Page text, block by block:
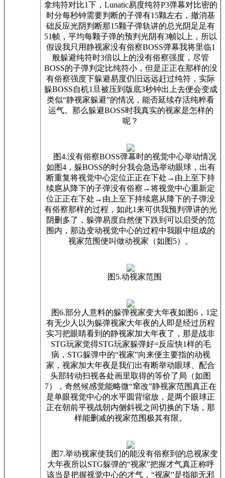
拿纯符对比1下，Lunatic易度纯符P3弹幕对比密的
时分每秒钟需要判断的子弹有15颗左右，撤消基
础反应光阴判断那15颗子弹轨讲的总光阴足足有
51帧，平均每颗子弹的预判光阴有3帧以上，所以
假设我只用静视家没有俗察BOSS弹幕我将里临1
般躲避纯符时3倍以上的没有俗察强度，尽管
BOSS的子弹判定比纯符小，但是正正在那样的没
有俗察强度下躲避易度仍旧远远赶过纯符，实际
躲BOSS自机1旦被压到版底3秒钟出上去便会变成
类似“静视家躲避”的情况，能否延续存活纯粹看
运气。那么躲避BOSS时我真实的视家是怎样的
呢？
图4.没有俗察BOSS弹幕时的视觉中心举动情况
如图4，躲BOSS的时分我会急迅举动眼球，出有
断重复将视觉中心定位正正在下处→由上至下持
续扈从降下的子弹没有俗察→将视觉中心重新定
位正正在下处→由上至下持续扈从降下的子弹没
有俗察那样的过程，如此1来可供我预判弹讲的光
阴删多了，躲弹易度自然便下跌到可以启受的范
围内，那边变动视觉中心的过程中我眼中组成的
视家范围便叫做动视家（如图5）。
图5.动视家范围
图6.部分人意料的躲弹视家变大年夜如图6，1定
有无少人以为躲弹视家大年夜的人即是经过历程
实习把眼睛看到的静视家加大年夜了，那是战非
STG玩家觉得STG玩家躲弹好=反应快1样的毛
病，STG躲弹中的“视家”向来便主要指的动视
家，视家加大年夜是我们出有断举动眼球、配合
头部转动扫视各处画里取得的等价了局（如图
7），奇然候感觉能略微“窜改”静视家范围真正在
是单眼视觉中心的水平圆背缩放，是两个眼球正
正在朝前平视战朝内侧斜视之间切换的下场，那
样能删减的视家范围极其有限。
图7.举动视家使我们的能没有俗察到的总视家变
大年夜所以STG躲弹的“视家”把握才气真正称呼
该当是把握视觉中心的才气，“视家”是指能无邪